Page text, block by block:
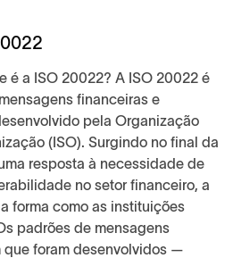
é a ISO 20022? A ISO 20022 é
financeiras e
pela Organização
(ISO). Surgindo no final da
resposta à necessidade de
no setor financeiro, a
forma como as instituições
padrões de mensagens
que foram desenvolvidos —